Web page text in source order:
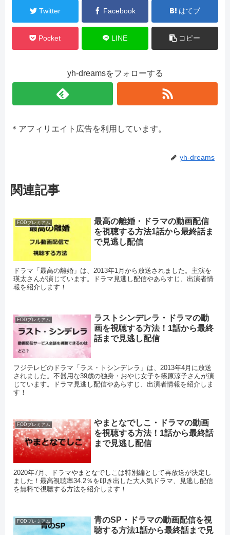
Twitter Facebook はてブ
Pocket LINE コピー
yh-dreamsをフォローする
＊アフィリエイト広告を利用しています。
yh-dreams
関連記事
FODプレミアム
最高の離婚・ドラマの動画配信
を視聴する方法1話から最終話ま
で見逃し配信
ドラマ「最高の離婚」は、2013年1月から放送されました。主演を
瑛太さんが演じています。ドラマ見逃し配信やあらすじ、出演者情
報を紹介します！
FODプレミアム
ラストシンデレラ・ドラマの動
画を視聴する方法！1話から最終
話まで見逃し配信
フジテレビのドラマ「ラス・トシンデレラ」は、2013年4月に放送
されました。不器用な39歳の独身・おやじ女子を篠原涼子さんが演
じています。ドラマ見逃し配信やあらすじ、出演者情報を紹介しま
す！
FODプレミアム
やまとなでしこ・ドラマの動画
を視聴する方法！1話から最終話
まで見逃し配信
2020年7月、ドラマやまとなでしこは特別編として再放送が決定し
ました！最高視聴率34.2％を叩き出した大人気ドラマ、見逃し配信
を無料で視聴する方法を紹介します！
FODプレミアム
青のSP・ドラマの動画配信を視
聴する方法1話から最終話まで見